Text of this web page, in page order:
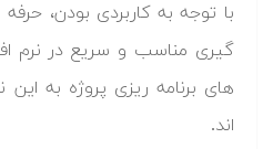
با توجه به کاربردی بودن،
های برنامه ریزی پروژه به این
اند.